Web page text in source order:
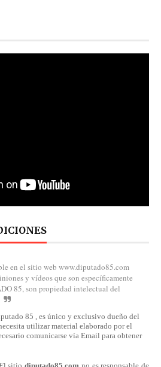
en el sitio web www.diputado85.com
y vídeos que son específicamente
85, son propiedad intelectual del
85 , es único y exclusivo dueño del
utilizar material elaborado por el
comunicarse vía Email para obtener